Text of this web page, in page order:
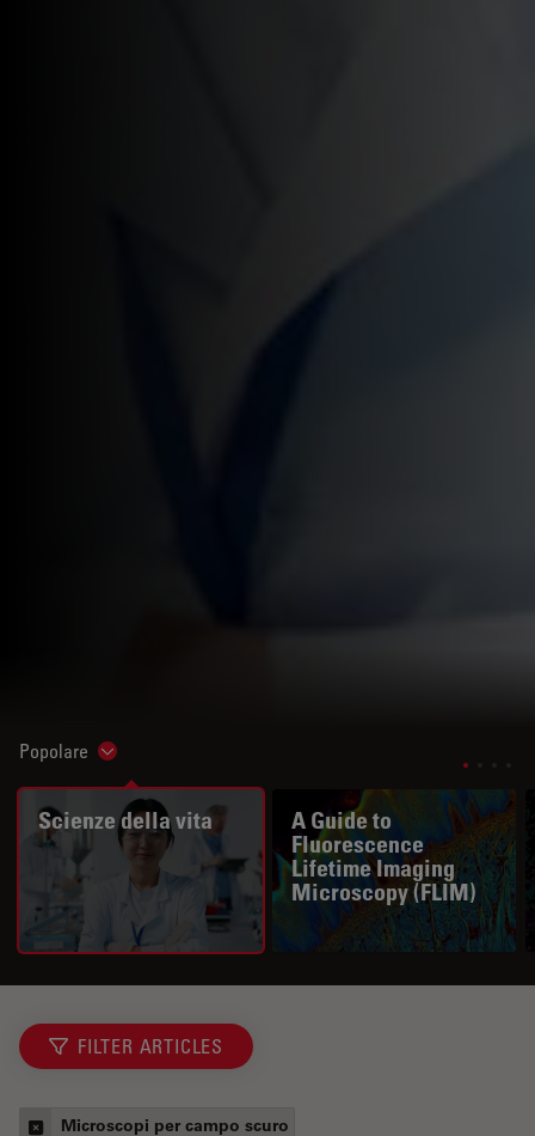
Popolare Show subnavigation
Scienze della vita
A Guide to
Fluorescence
Lifetime Imaging
Microscopy (FLIM)
FILTER ARTICLES
Microscopi per campo scuro